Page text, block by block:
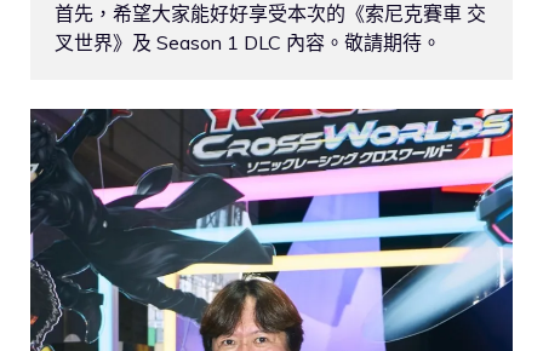
首先，希望大家能好好享受本次的《索尼克賽車 交
叉世界》及 Season 1 DLC 內容。敬請期待。